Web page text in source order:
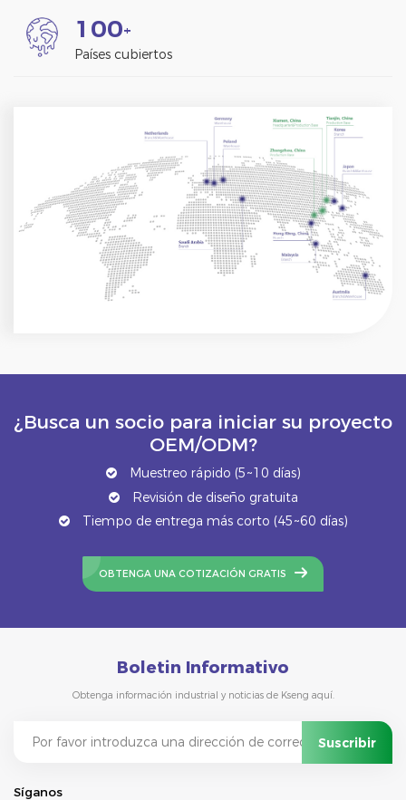
1 00+
Países cubiertos
¿Busca un socio para iniciar su proyecto
OEM/ODM?
Muestreo rápido (5~10 días)
Revisión de diseño gratuita
Tiempo de entrega más corto (45~60 días)
OBTENGA UNA COTIZACIÓN GRATIS
Boletin Informativo
Obtenga información industrial y noticias de Kseng aquí.
Síganos